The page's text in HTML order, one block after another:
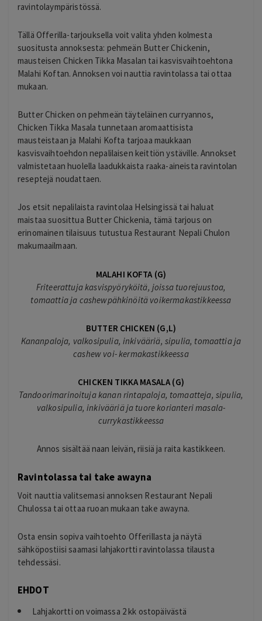
ravintolaympäristössä.
Tällä Offerilla-tarjouksella voit valita yhden kolmesta
suositusta annoksesta: pehmeän Butter Chickenin,
mausteisen Chicken Tikka Masalan tai kasvisvaihtoehtona
Malahi Koftan. Annoksen voi nauttia ravintolassa tai ottaa
mukaan.
Butter Chicken on pehmeän täyteläinen curryannos,
Chicken Tikka Masala tunnetaan aromaattisista
mausteistaan ja Malahi Kofta tarjoaa maukkaan
kasvisvaihtoehdon nepalilaisen keittiön ystäville. Annokset
valmistetaan huolella laadukkaista raaka-aineista ravintolan
reseptejä noudattaen.
Jos etsit nepalilaista ravintolaa Helsingissä tai haluat
maistaa suosittua Butter Chickenia, tämä tarjous on
erinomainen tilaisuus tutustua Restaurant Nepali Chulon
makumaailmaan.
MALAHI KOFTA (G)
Friteerattuja kasvispyöryköitä, joissa tuorejuustoa,
tomaattia ja cashewpähkinöitä voikermakastikkeessa
BUTTER CHICKEN (G,L)
Kananpaloja, valkosipulia, inkivääriä, sipulia, tomaattia ja
cashew voi- kermakastikkeessa
CHICKEN TIKKA MASALA (G)
Tandoorimarinoituja kanan rintapaloja, tomaatteja, sipulia,
valkosipulia, inkivääriä ja tuore korianteri masala-
currykastikkeessa
Annos sisältää naan leivän, riisiä ja raita kastikkeen.
Ravintolassa tai take awayna
Voit nauttia valitsemasi annoksen Restaurant Nepali
Chulossa tai ottaa ruoan mukaan take awayna.
Osta ensin sopiva vaihtoehto Offerillasta ja näytä
sähköpostiisi saamasi lahjakortti ravintolassa tilausta
tehdessäsi.
EHDOT
Lahjakortti on voimassa 2 kk ostopäivästä